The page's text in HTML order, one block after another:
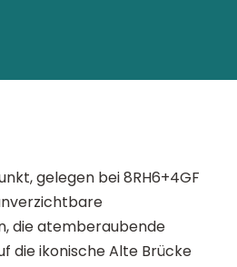
gelegen bei 8RH6+4GF
die atemberaubende
die ikonische Alte Brücke